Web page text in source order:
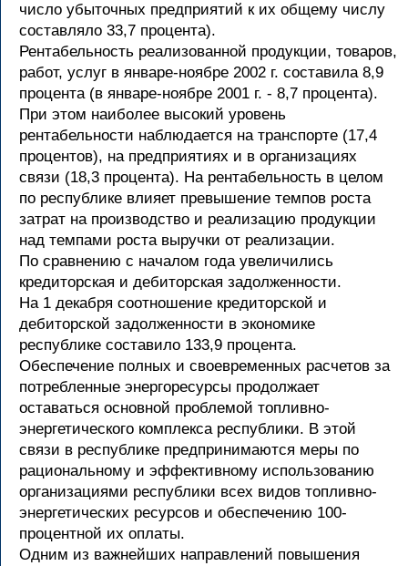
число убыточных предприятий к их общему числу
составляло 33,7 процента).
Рентабельность реализованной продукции, товаров,
работ, услуг в январе-ноябре 2002 г. составила 8,9
процента (в январе-ноябре 2001 г. - 8,7 процента).
При этом наиболее высокий уровень
рентабельности наблюдается на транспорте (17,4
процентов), на предприятиях и в организациях
связи (18,3 процента). На рентабельность в целом
по республике влияет превышение темпов роста
затрат на производство и реализацию продукции
над темпами роста выручки от реализации.
По сравнению с началом года увеличились
кредиторская и дебиторская задолженности.
На 1 декабря соотношение кредиторской и
дебиторской задолженности в экономике
республике составило 133,9 процента.
Обеспечение полных и своевременных расчетов за
потребленные энергоресурсы продолжает
оставаться основной проблемой топливно-
энергетического комплекса республики. В этой
связи в республике предпринимаются меры по
рациональному и эффективному использованию
организациями республики всех видов топливно-
энергетических ресурсов и обеспечению 100-
процентной их оплаты.
Одним из важнейших направлений повышения